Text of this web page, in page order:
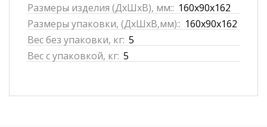
Размеры изделия (ДхШхВ), мм:: 160x90x162
Размеры упаковки, (ДхШхВ,мм):: 160x90x162
Вес без упаковки, кг: 5
Вес с упаковкой, кг: 5